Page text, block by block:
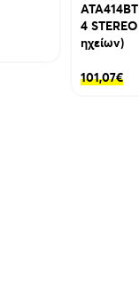
4
ηχείων)
101,07€